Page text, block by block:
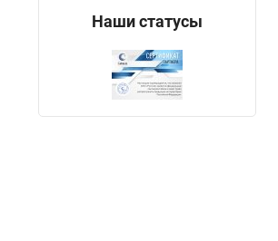
Наши статусы